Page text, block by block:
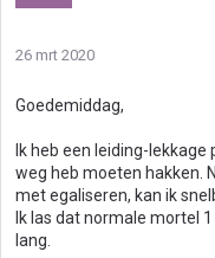
26 mrt 2020
Goedemiddag,
Ik heb een leiding-
weg heb moeten hakken.
met egaliseren, kan ik
Ik las dat normale mortel
lang.